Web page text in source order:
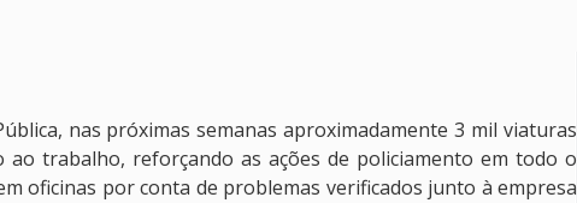
nas próximas semanas aproximadamente 3 mil viaturas
ao trabalho, reforçando as ações de policiamento em todo o
oficinas por conta de problemas verificados junto à empresa